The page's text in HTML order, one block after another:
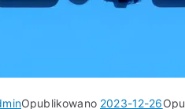
Opublikowano 2023-12-26